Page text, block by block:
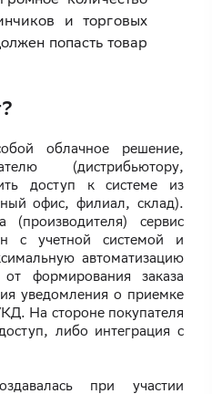
и торговых
попасть товар
облачное решение,
(дистрибьютору,
доступ к системе из
офис, филиал, склад).
(производителя) сервис
с учетной системой и
автоматизацию
формирования заказа
уведомления о приемке
На стороне покупателя
либо интеграция с
при участии